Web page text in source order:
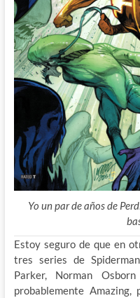
Yo un par de años de
Estoy seguro de que en
tres series de
Parker, Norman
probablemente